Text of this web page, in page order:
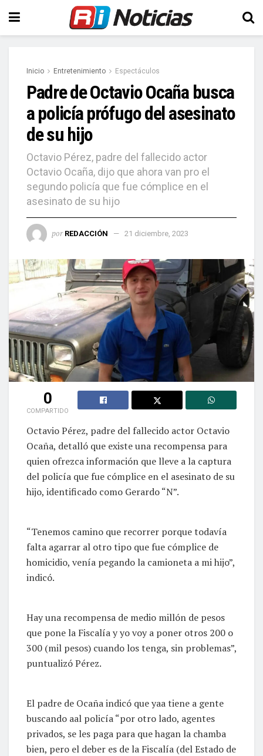
Inicio Entretenimiento Espectáculos
Padre de Octavio Ocaña busca
a policía prófugo del asesinato
de su hijo
Octavio Pérez, padre del fallecido actor
Octavio Ocaña, dijo que ahora van pro el
segundo policía que fue cómplice en el
asesinato de su hijo
por REDACCIÓN 21 diciembre, 2023
0
COMPARTIDO
Octavio Pérez, padre del fallecido actor Octavio
Ocaña, detalló que existe una recompensa para
quien ofrezca información que lleve a la captura
del policía que fue cómplice en el asesinato de su
hijo, identificado como Gerardo “N”.
“Tenemos camino que recorrer porque todavía
falta agarrar al otro tipo que fue cómplice de
homicidio, venía pegando la camioneta a mi hijo”,
indicó.
Hay una recompensa de medio millón de pesos
que pone la Fiscalía y yo voy a poner otros 200 o
300 (mil pesos) cuando los tenga, sin problemas”,
puntualizó Pérez.
El padre de Ocaña indicó que yaa tiene a gente
buscando aal policía “por otro lado, agentes
privados, se les paga para que hagan la chamba
bien, pero el deber es de la Fiscalía (del Estado de